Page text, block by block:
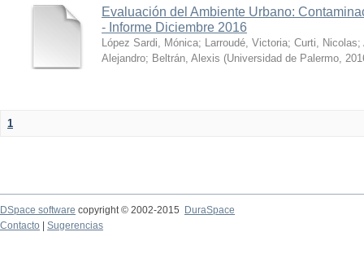
Evaluación del Ambiente Urbano:
- Informe Diciembre 2016
López Sardi, Mónica; Larroudé, Victoria; Curti, Nicolas;
Alejandro; Beltrán, Alexis (Universidad de Palermo,
1
DSpace software copyright © 2002-2015
DuraSpace
Contacto
Sugerencias